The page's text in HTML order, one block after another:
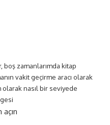
boş zamanlarımda kitap
vakit geçirme aracı olarak
olarak nasıl bir seviyede